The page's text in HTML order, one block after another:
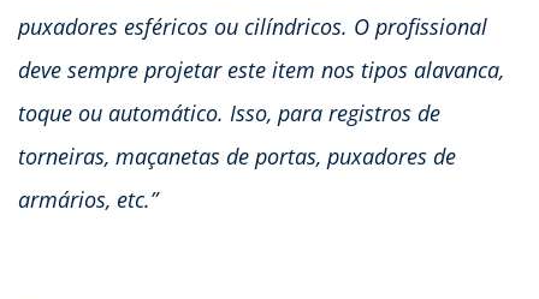
puxadores esféricos ou cilíndricos. O profissional
deve sempre projetar este item nos tipos alavanca,
toque ou automático. Isso, para registros de
torneiras, maçanetas de portas, puxadores de
armários, etc.”